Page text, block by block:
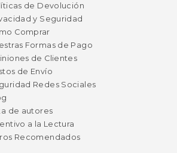
de Devolución
y Seguridad
Comprar
Formas de Pago
de Clientes
de Envío
Redes Sociales
de autores
a la Lectura
Recomendados